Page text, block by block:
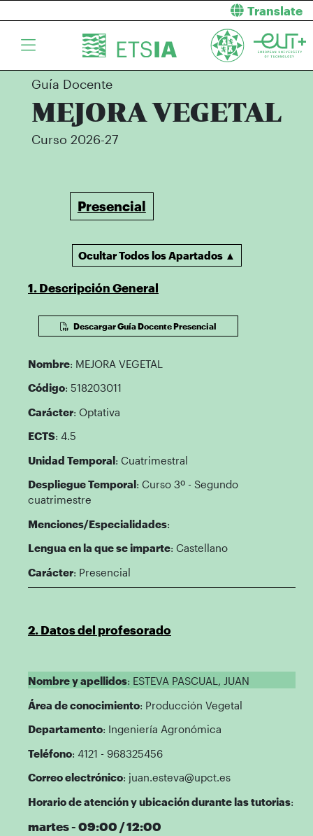
Translate
Guía Docente
MEJORA VEGETAL
Curso 2026-27
Presencial
Ocultar Todos los Apartados ▲
1. Descripción General
Descargar Guía Docente Presencial
Nombre: MEJORA VEGETAL
Código: 518203011
Carácter: Optativa
ECTS: 4.5
Unidad Temporal: Cuatrimestral
Despliegue Temporal: Curso 3º - Segundo
cuatrimestre
Menciones/Especialidades:
Lengua en la que se imparte: Castellano
Carácter: Presencial
2. Datos del profesorado
Nombre y apellidos: ESTEVA PASCUAL, JUAN
Área de conocimiento: Producción Vegetal
Departamento: Ingeniería Agronómica
Teléfono: 4121 - 968325456
Correo electrónico: juan.esteva@upct.es
Horario de atención y ubicación durante las tutorias:
martes - 09:00 / 12:00